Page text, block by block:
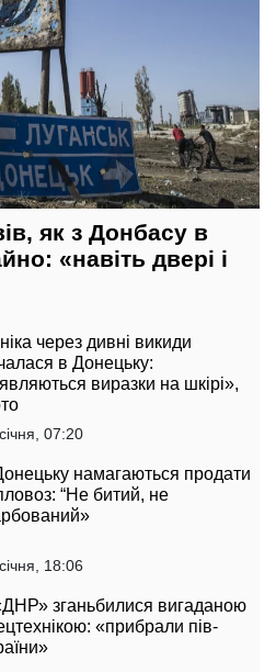
як з Донбасу в
«навіть двері і
через дивні викиди
в Донецьку:
виразки на шкірі»,
07:20
намагаються продати
“Не битий, не
18:06
зганьбилися вигаданою
«прибрали пів-